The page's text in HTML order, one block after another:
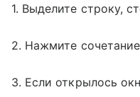
1. Выделите строку,
2. Нажмите
3. Если открылось